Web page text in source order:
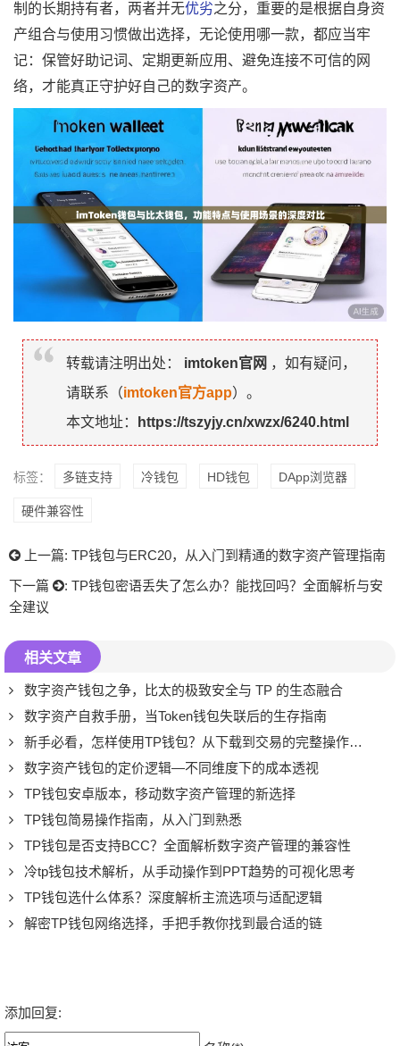
制的长期持有者，两者并无优劣之分，重要的是根据自身资
产组合与使用习惯做出选择，无论使用哪一款，都应当牢
记：保管好助记词、定期更新应用、避免连接不可信的网
络，才能真正守护好自己的数字资产。
转载请注明出处： imtoken官网 ，如有疑问，
请联系（imtoken官方app）。
本文地址：
https://tszyjy.cn/xwzx/6240.html
标签： 多链支持 冷钱包 HD钱包 DApp浏览器
硬件兼容性
上一篇: TP钱包与ERC20，从入门到精通的数字资产管理指南
下一篇
: TP钱包密语丢失了怎么办？能找回吗？全面解析与安
全建议
相关文章
数字资产钱包之争，比太的极致安全与 TP 的生态融合
数字资产自救手册，当Token钱包失联后的生存指南
新手必看，怎样使用TP钱包？从下载到交易的完整操作指南
数字资产钱包的定价逻辑—不同维度下的成本透视
TP钱包安卓版本，移动数字资产管理的新选择
TP钱包简易操作指南，从入门到熟悉
TP钱包是否支持BCC？全面解析数字资产管理的兼容性
冷tp钱包技术解析，从手动操作到PPT趋势的可视化思考
TP钱包选什么体系？深度解析主流选项与适配逻辑
解密TP钱包网络选择，手把手教你找到最合适的链
添加回复: